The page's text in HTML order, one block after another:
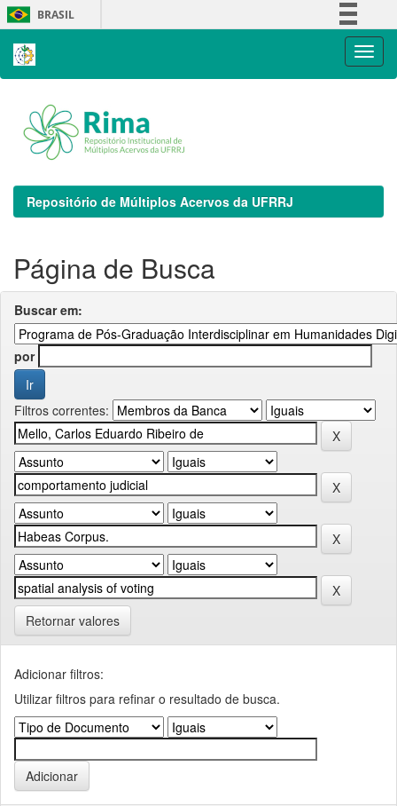
Skip
navigation
BRASIL
Repositório de Múltiplos Acervos da UFRRJ
Página de Busca
Buscar em:
por
Filtros correntes:
Retornar valores
Adicionar filtros:
Utilizar filtros para refinar o resultado de busca.